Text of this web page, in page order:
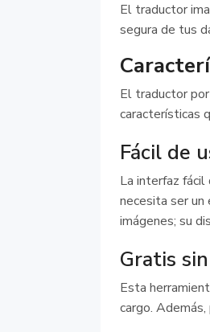
El traductor
segura de tus
El traductor
características
Fácil de
La interfaz
necesita ser
imágenes; su
Gratis
Esta
cargo.